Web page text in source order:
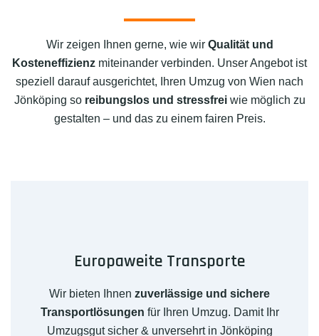
Wir zeigen Ihnen gerne, wie wir Qualität und
Kosteneffizienz miteinander verbinden. Unser Angebot ist
speziell darauf ausgerichtet, Ihren Umzug von Wien nach
Jönköping so reibungslos und stressfreiwie möglich zu
gestalten – und das zu einem fairen Preis.
Europaweite Transporte
Wir bieten Ihnen zuverlässige und sichere
Transportlösungen für Ihren Umzug. Damit Ihr
Umzugsgut sicher & unversehrt in Jönköping